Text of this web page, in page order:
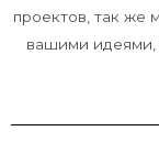
проектов, так же
вашими идеями,